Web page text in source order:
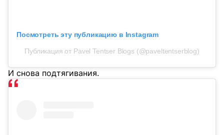
Посмотреть эту публикацию в Instagram
Публикация от Pavel Tentser Blogs (@paveltentserblog)
И снова подтягивания.